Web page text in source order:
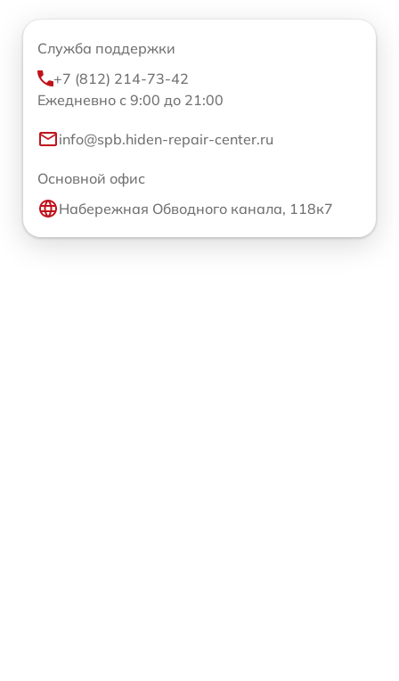
Служба поддержки
+7 (812) 214-73-42
Ежедневно с 9:00 до 21:00
info@spb.hiden-repair-center.ru
Основной офис
Набережная Обводного канала, 118к7